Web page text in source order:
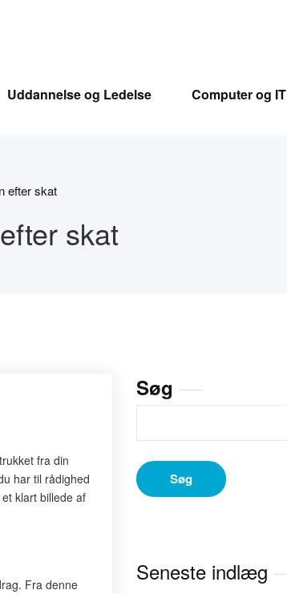
Uddannelse og Ledelse Computer og IT
efter skat
skat
fra din
har til rådighed
klart billede af
Fra denne
Søg
Søg
Seneste indlæg